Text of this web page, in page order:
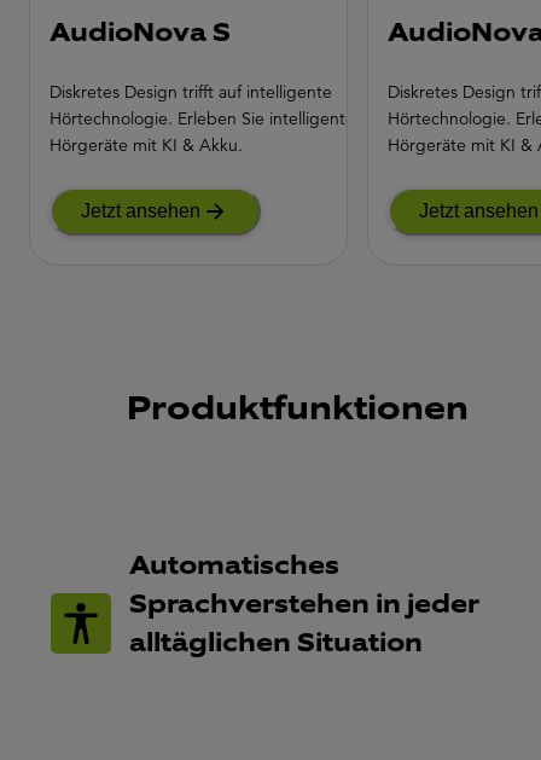
AudioNova S
Diskretes Design trifft auf intelligente
Hörtechnologie. Erleben Sie intelligente
Hörgeräte mit KI & Akku.
Jetzt ansehen
Diskretes Design
Hörtechnologie.
Hörgeräte mit KI &
Jetzt ansehen
Produktfunktionen
Automatisches
Sprachverstehen in jeder
alltäglichen Situation​